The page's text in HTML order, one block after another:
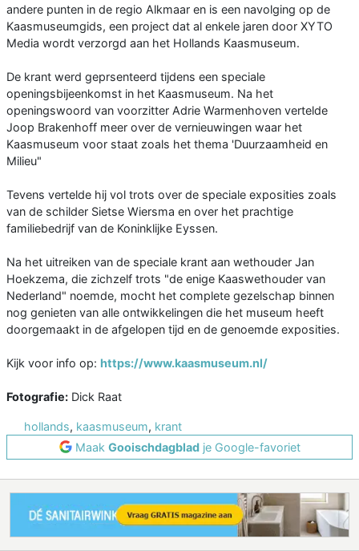
andere punten in de regio Alkmaar en is een navolging op de
Kaasmuseumgids, een project dat al enkele jaren door XYTO
Media wordt verzorgd aan het Hollands Kaasmuseum.
De krant werd geprsenteerd tijdens een speciale
openingsbijeenkomst in het Kaasmuseum. Na het
openingswoord van voorzitter Adrie Warmenhoven vertelde
Joop Brakenhoff meer over de vernieuwingen waar het
Kaasmuseum voor staat zoals het thema 'Duurzaamheid en
Milieu"
Tevens vertelde hij vol trots over de speciale exposities zoals
van de schilder Sietse Wiersma en over het prachtige
familiebedrijf van de Koninklijke Eyssen.
Na het uitreiken van de speciale krant aan wethouder Jan
Hoekzema, die zichzelf trots "de enige Kaaswethouder van
Nederland" noemde, mocht het complete gezelschap binnen
nog genieten van alle ontwikkelingen die het museum heeft
doorgemaakt in de afgelopen tijd en de genoemde exposities.
Kijk voor info op: https://www.kaasmuseum.nl/
Fotografie: Dick Raat
hollands, kaasmuseum, krant
Maak Gooischdagbladje Google-favoriet